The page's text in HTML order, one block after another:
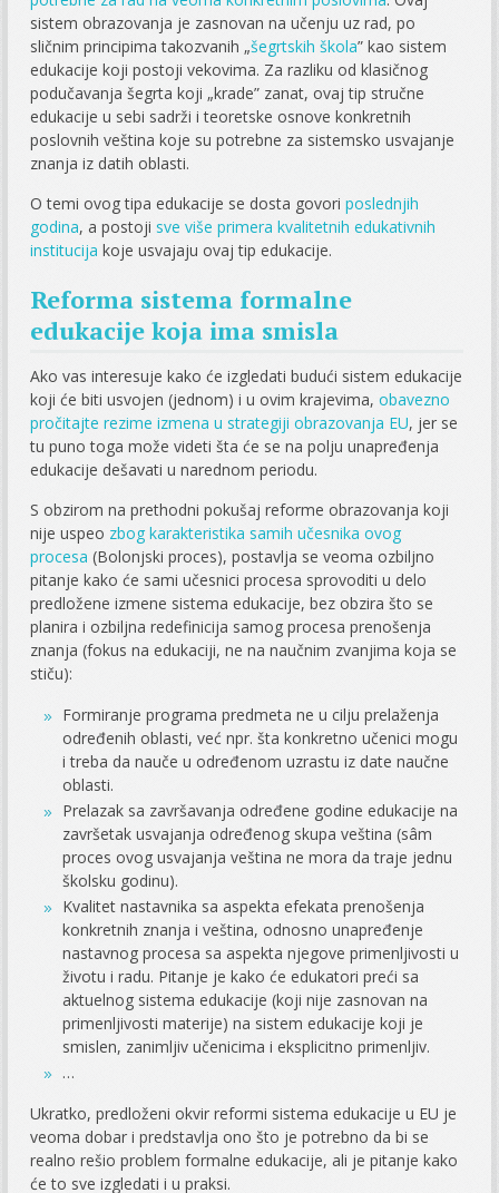
sistem obrazovanja je zasnovan na učenju uz rad, po
sličnim principima takozvanih „šegrtskih škola” kao sistem
edukacije koji postoji vekovima. Za razliku od klasičnog
podučavanja šegrta koji „krade” zanat, ovaj tip stručne
edukacije u sebi sadrži i teoretske osnove konkretnih
poslovnih veština koje su potrebne za sistemsko usvajanje
znanja iz datih oblasti.
O temi ovog tipa edukacije se dosta govoriposlednjih
godina, a postojisve više primera kvalitetnih edukativnih
institucija koje usvajaju ovaj tip edukacije.
Reforma sistema formalne
edukacije koja ima smisla
Ako vas interesuje kako će izgledati budući sistem edukacije
koji će biti usvojen (jednom) i u ovim krajevima,obavezno
pročitajte rezime izmena u strategiji obrazovanja EU, jer se
tu puno toga može videti šta će se na polju unapređenja
edukacije dešavati u narednom periodu.
S obzirom na prethodni pokušaj reforme obrazovanja koji
nije uspeo zbog karakteristika samih učesnika ovog
procesa (Bolonjski proces), postavlja se veoma ozbiljno
pitanje kako će sami učesnici procesa sprovoditi u delo
predložene izmene sistema edukacije, bez obzira što se
planira i ozbiljna redefinicija samog procesa prenošenja
znanja (fokus na edukaciji, ne na naučnim zvanjima koja se
stiču):
Formiranje programa predmeta ne u cilju prelaženja
određenih oblasti, već npr. šta konkretno učenici mogu
i treba da nauče u određenom uzrastu iz date naučne
oblasti.
Prelazak sa završavanja određene godine edukacije na
završetak usvajanja određenog skupa veština (sâm
proces ovog usvajanja veština ne mora da traje jednu
školsku godinu).
Kvalitet nastavnika sa aspekta efekata prenošenja
konkretnih znanja i veština, odnosno unapređenje
nastavnog procesa sa aspekta njegove primenljivosti u
životu i radu. Pitanje je kako će edukatori preći sa
aktuelnog sistema edukacije (koji nije zasnovan na
primenljivosti materije) na sistem edukacije koji je
smislen, zanimljiv učenicima i eksplicitno primenljiv.
…
Ukratko, predloženi okvir reformi sistema edukacije u EU je
veoma dobar i predstavlja ono što je potrebno da bi se
realno rešio problem formalne edukacije, ali je pitanje kako
će to sve izgledati i u praksi.